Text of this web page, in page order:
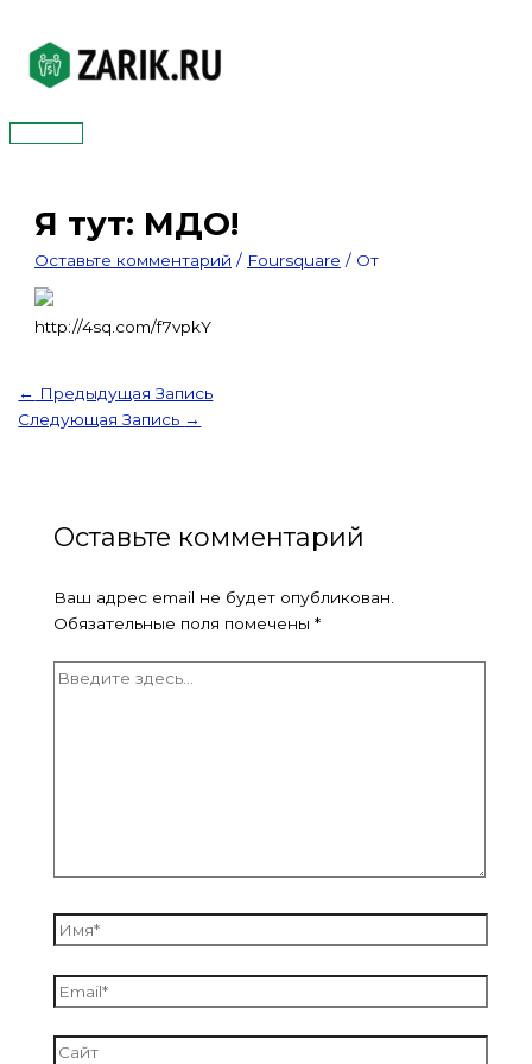
содержимому
Главное
Я тут: МДО!
Оставьте комментарий / Foursquare / От
http://4sq.com/f7vpkY
← Предыдущая Запись
Следующая Запись →
Оставьте комментарий
Ваш адрес email не будет опубликован.
Обязательные поля помечены *
Введите
Имя*
Email*
Сайт